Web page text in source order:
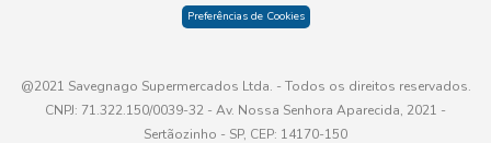
Preferências de Cookies
@2021 Savegnago Supermercados Ltda. - Todos os direitos reservados.
CNPJ: 71.322.150/0039-32 - Av. Nossa Senhora Aparecida, 2021 -
Sertãozinho - SP, CEP: 14170-150